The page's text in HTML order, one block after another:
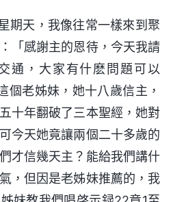
期天，我像往常一樣來到聚
「感謝主的恩待，今天我請
通，大家有什麽問題可以
老姊妹，她十八歲信主，
十年翻破了三本聖經，她對
今天她竟讓兩個二十多歲的
才信幾天主？能給我們講什
，但因是老姊妹推薦的，我